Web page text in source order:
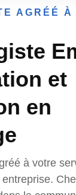
AGRÉÉ À
et
en
à votre